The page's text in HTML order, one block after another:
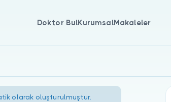
Doktor BulKurumsalMakaleler
olarak oluşturulmuştur.